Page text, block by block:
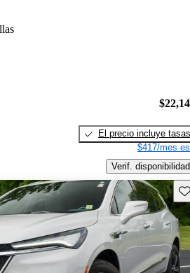
El precio incluye tasas
$417/mes
Verif. disponibilidad